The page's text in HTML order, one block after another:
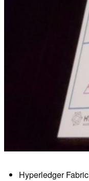
Hyperledger Fabric